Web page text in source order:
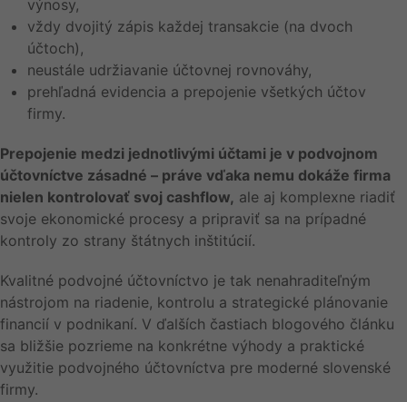
výnosy,
vždy dvojitý zápis každej transakcie (na dvoch
účtoch),
neustále udržiavanie účtovnej rovnováhy,
prehľadná evidencia a prepojenie všetkých účtov
firmy.
Prepojenie medzi jednotlivými účtami je v podvojnom
účtovníctve zásadné – práve vďaka nemu dokáže firma
nielen kontrolovať svoj cashflow, ale aj komplexne riadiť
svoje ekonomické procesy a pripraviť sa na prípadné
kontroly zo strany štátnych inštitúcií.
Kvalitné podvojné účtovníctvo je tak nenahraditeľným
nástrojom na riadenie, kontrolu a strategické plánovanie
financií v podnikaní. V ďalších častiach blogového článku
sa bližšie pozrieme na konkrétne výhody a praktické
využitie podvojného účtovníctva pre moderné slovenské
firmy.